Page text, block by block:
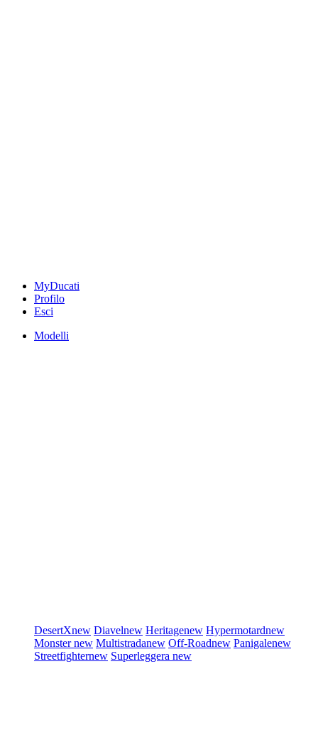
MyDucati
Profilo
Esci
Modelli
DesertXnew Diavelnew Heritagenew Hypermotardnew
Monsternew Multistradanew Off-Roadnew Panigalenew
Streetfighternew Superleggera new